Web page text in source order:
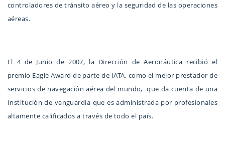
controladores de tránsito aéreo y la seguridad de las operaciones
aéreas.
El 4 de Junio de 2007, la Dirección de Aeronáutica recibió el
premio Eagle Award de parte de IATA, como el mejor prestador de
servicios de navegación aérea del mundo, que da cuenta de una
Institución de vanguardia que es administrada por profesionales
altamente calificados a través de todo el país.